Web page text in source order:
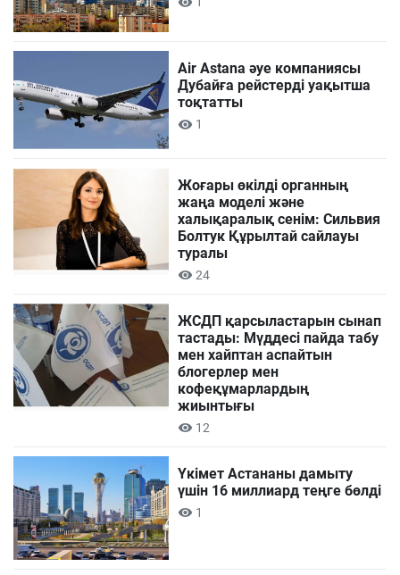
Air Astana әуе компаниясы
Дубайға рейстерді уақытша
тоқтатты
1
Жоғары өкілді органның
жаңа моделі және
халықаралық сенім: Сильвия
Болтук Құрылтай сайлауы
туралы
24
ЖСДП қарсыластарын сынап
тастады: Мүддесі пайда табу
мен хайптан аспайтын
блогерлер мен
кофеқұмарлардың
жиынтығы
12
Үкімет Астананы дамыту
үшін 16 миллиард теңге бөлді
1